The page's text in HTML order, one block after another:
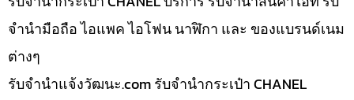
จำนำมือถือ ไอแพค ไอโฟน นาฬิกา และ ของแบรนด์เนม
ต่างๆ
รับจํานําแจ้งวัฒนะ.com รับจำนำกระเป๋า CHANEL